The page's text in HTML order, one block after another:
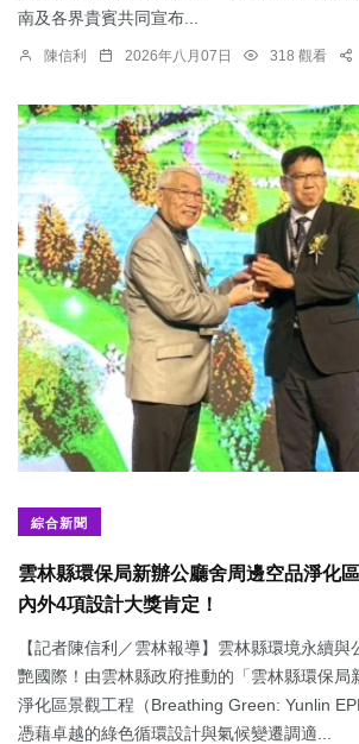
南及各界貴賓共同宣布...
陳信利 2026年八月07日 318 觀看
綜合新聞
雲林縣環保局新辦公廳舍周邊空品淨化
內外4項設計大獎肯定！
【記者陳信利／雲林報導】雲林縣環境永續
艷國際！由雲林縣政府推動的「雲林縣環保局
淨化區景觀工程（Breathing Green: Yunlin
憑藉卓越的綠色循環設計與氣候變遷調適...